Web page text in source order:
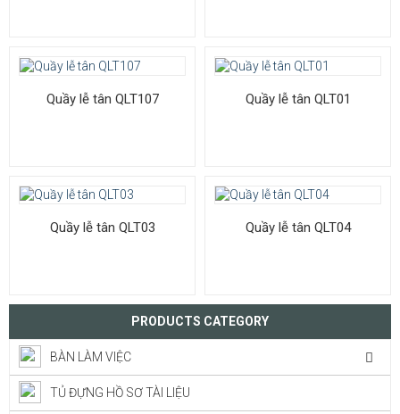
Quầy lễ tân QLT107 Quầy lễ tân QLT01
Quầy lễ tân QLT03 Quầy lễ tân QLT04
PRODUCTS CATEGORY
BÀN LÀM VIỆC
TỦ ĐỰNG HỒ SƠ TÀI LIỆU